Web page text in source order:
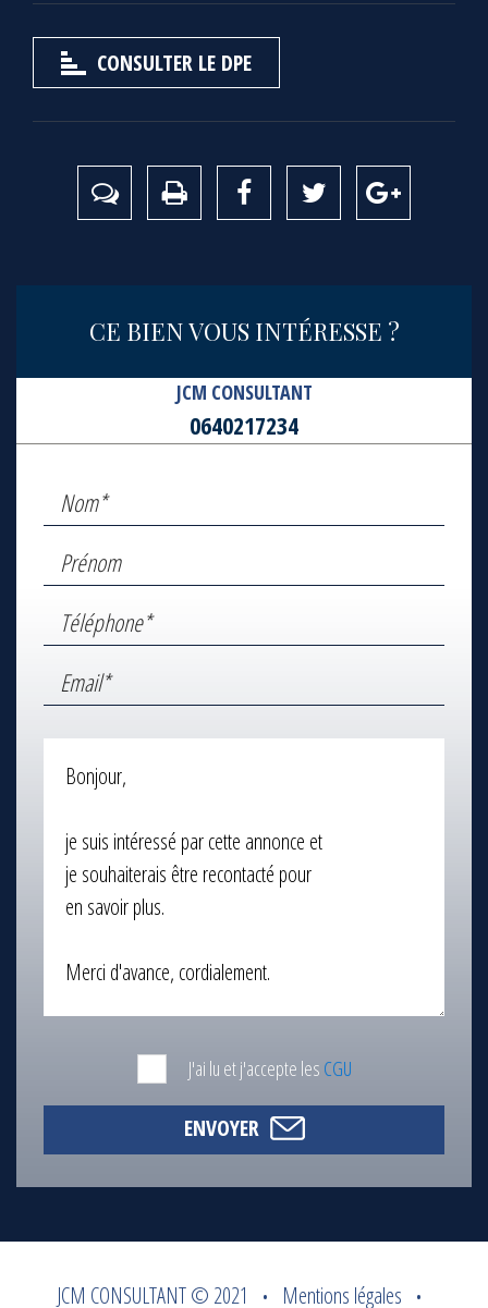
CONSULTER LE DPE
CE BIEN VOUS INTÉRESSE ?
JCM CONSULTANT
0640217234
J'ai lu et j'accepte les CGU
ENVOYER
JCM CONSULTANT © 2021 • Mentions légales •